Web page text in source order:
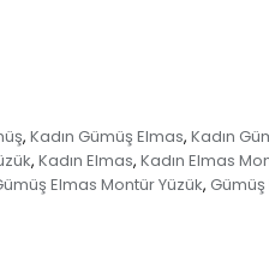
, Kadın Gümüş Elmas, Kadın
, Kadın Elmas, Kadın Elmas
Elmas Montür Yüzük, Gümüş